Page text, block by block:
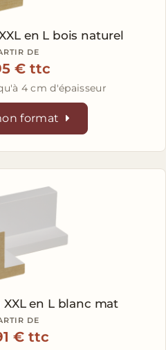
en L bois naturel
DE
€ ttc
4 cm d'épaisseur
format
en L blanc mat
DE
€ ttc